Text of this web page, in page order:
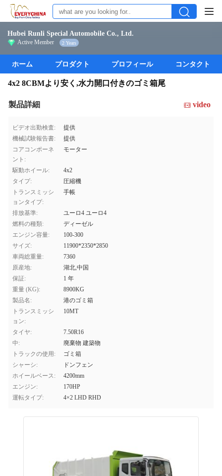
Hubei Runli Special Automobile Co., Ltd.
Active Member 2 Years
ホーム プロダクト プロフィール コンタクト
4x2 8CBMより安く,水力開口付きのゴミ箱尾
製品詳細 video
ビデオ出勤検査:
提供
機械試験報告書:
提供
コアコンポーネ
ント:
モーター
駆動ホイール:
4x2
タイプ:
圧縮機
トランスミッシ
ョンタイプ:
手帳
排放基準:
ユーロ4 ユーロ4
燃料の種類:
ディーゼル
エンジン容量:
100-300
サイズ:
11900*2350*2850
車両総重量:
7360
原産地:
湖北,中国
保証:
1 年
重量 (KG):
8900KG
製品名:
港のゴミ箱
トランスミッシ
ョン:
10MT
タイヤ:
7.50R16
中:
廃棄物 建築物
トラックの使用:
ゴミ箱
シャーシ:
ドンフェン
ホイールベース:
4200mm
エンジン:
170HP
運転タイプ:
4×2 LHD RHD